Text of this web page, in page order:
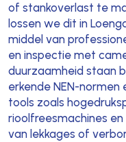
of stankoverlast te
lossen we dit in
middel van
en inspectie met
duurzaamheid staan
erkende NEN-
tools zoals
rioolfreesmachines
van lekkages of